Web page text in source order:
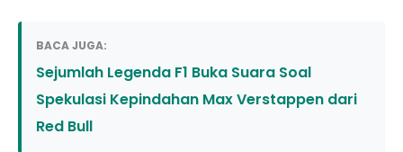
BACA JUGA:
Sejumlah Legenda F1 Buka Suara Soal
Spekulasi Kepindahan Max Verstappen dari
Red Bull